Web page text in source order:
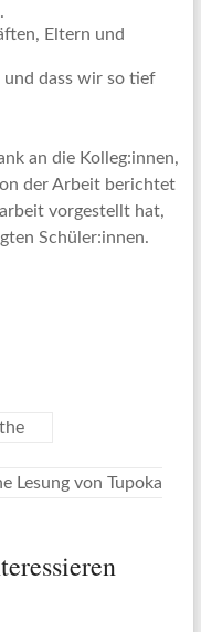
Eltern und
dass wir so tief
an die Kolleg:innen,
der Arbeit berichtet
vorgestellt hat,
Schüler:innen.
Lesung von Tupoka